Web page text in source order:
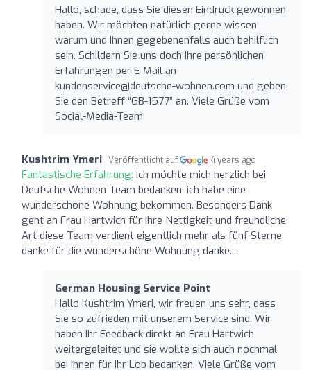
Hallo, schade, dass Sie diesen Eindruck gewonnen
haben. Wir möchten natürlich gerne wissen
warum und Ihnen gegebenenfalls auch behilflich
sein. Schildern Sie uns doch Ihre persönlichen
Erfahrungen per E-Mail an
kundenservice@deutsche-wohnen.com und geben
Sie den Betreff “GB-1577” an. Viele Grüße vom
Social-Media-Team
Kushtrim Ymeri Veröffentlicht auf 4 years ago
Fantastische Erfahrung: Ich möchte mich herzlich bei
Deutsche Wohnen Team bedanken, ich habe eine
wunderschöne Wohnung bekommen. Besonders Dank
geht an Frau Hartwich für ihre Nettigkeit und freundliche
Art diese Team verdient eigentlich mehr als fünf Sterne
danke für die wunderschöne Wohnung danke...
German Housing Service Point
Hallo Kushtrim Ymeri, wir freuen uns sehr, dass
Sie so zufrieden mit unserem Service sind. Wir
haben Ihr Feedback direkt an Frau Hartwich
weitergeleitet und sie wollte sich auch nochmal
bei Ihnen für Ihr Lob bedanken. Viele Grüße vom